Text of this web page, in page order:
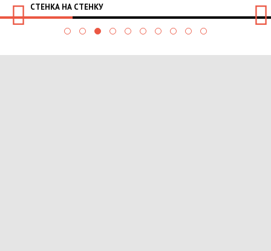
СТЕНКА НА СТЕНКУ